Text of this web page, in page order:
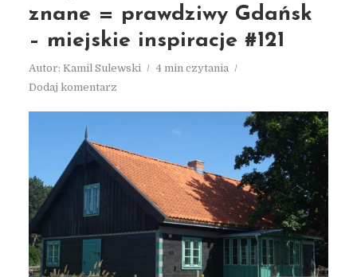
znane = prawdziwy Gdańsk
– miejskie inspiracje #121
Autor: Kamil Sulewski
4 min czytania
Dodaj komentarz